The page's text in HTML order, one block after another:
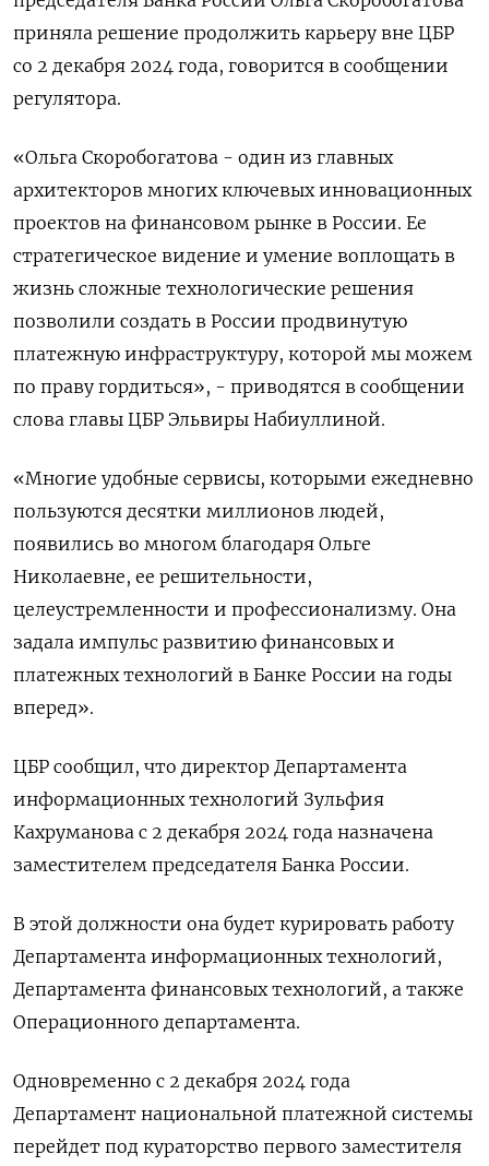
приняла решение продолжить карьеру вне ЦБР
со 2 декабря 2024 года, говорится в сообщении
регулятора.
«Ольга Скоробогатова - один из главных
архитекторов многих ключевых инновационных
проектов на финансовом рынке в России. Ее
стратегическое видение и умение воплощать в
жизнь сложные технологические решения
позволили создать в России продвинутую
платежную инфраструктуру, которой мы можем
по праву гордиться», - приводятся в сообщении
слова главы ЦБР Эльвиры Набиуллиной.
«Многие удобные сервисы, которыми ежедневно
пользуются десятки миллионов людей,
появились во многом благодаря Ольге
Николаевне, ее решительности,
целеустремленности и профессионализму. Она
задала импульс развитию финансовых и
платежных технологий в Банке России на годы
вперед».
ЦБР сообщил, что директор Департамента
информационных технологий Зульфия
Кахруманова с 2 декабря 2024 года назначена
заместителем председателя Банка России.
В этой должности она будет курировать работу
Департамента информационных технологий,
Департамента финансовых технологий, а также
Операционного департамента.
Одновременно с 2 декабря 2024 года
Департамент национальной платежной системы
перейдет под кураторство первого заместителя